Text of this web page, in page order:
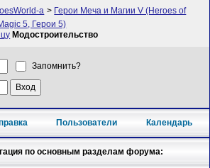
а > Герои Меча и Магии V (Heroes of
5, Герои 5)
Модостроительство
Запомнить?
Пользователи Календарь
по основным разделам форума: